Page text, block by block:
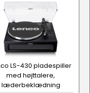
LS-430 pladespiller
med højttalere,
læderbeklædning